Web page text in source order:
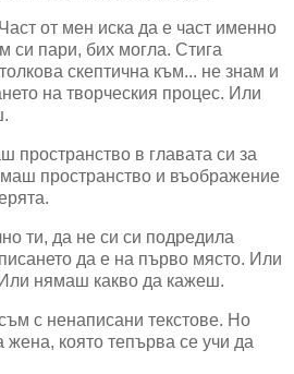
от мен иска да е част именно
си пари, бих могла. Стига
скептична към... не знам и
на творческия процес. Или
пространство в главата си за
пространство и въображение
ти, да не си си подредила
да е на първо място. Или
нямаш какво да кажеш.
с ненаписани текстове. Но
жена, която тепърва се учи да